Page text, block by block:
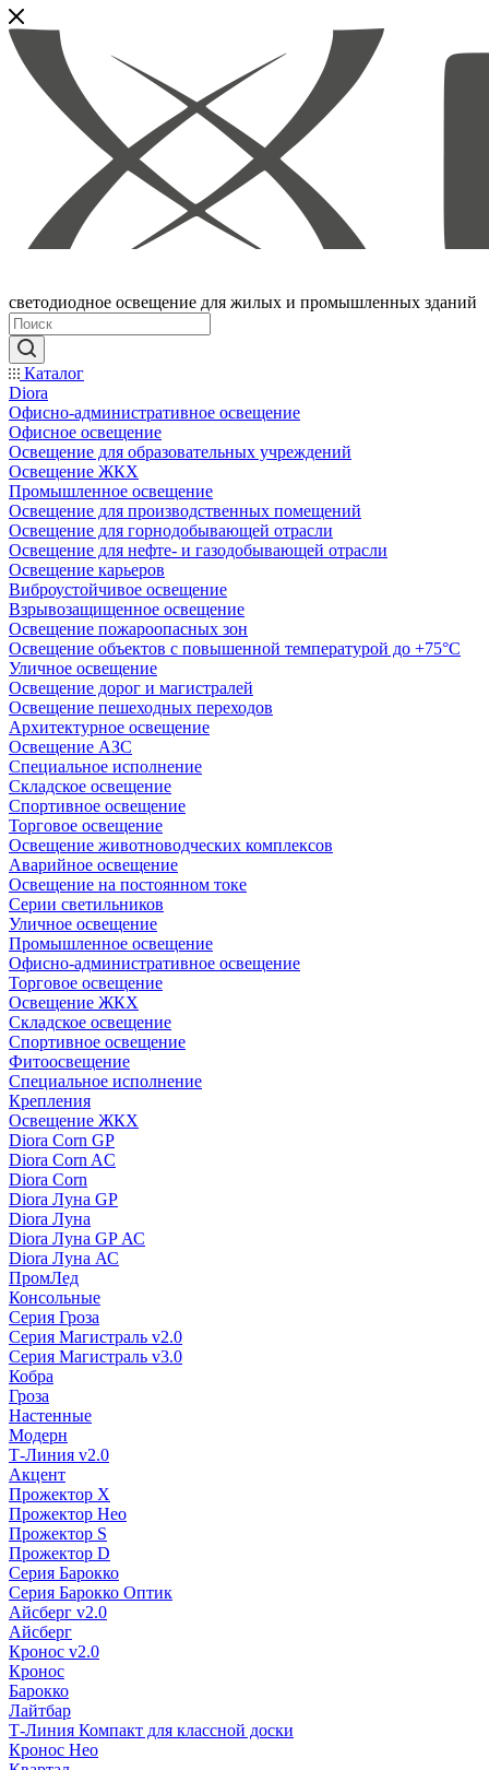
светодиодное освещение для жилых и промышленных зданий
Каталог
Diora
Офисно-административное освещение
Офисное освещение
Освещение для образовательных учреждений
Освещение ЖКХ
Промышленное освещение
Освещение для производственных помещений
Освещение для горнодобывающей отрасли
Освещение для нефте- и газодобывающей отрасли
Освещение карьеров
Виброустойчивое освещение
Взрывозащищенное освещение
Освещение пожароопасных зон
Освещение объектов с повышенной температурой до +75°C
Уличное освещение
Освещение дорог и магистралей
Освещение пешеходных переходов
Архитектурное освещение
Освещение АЗС
Специальное исполнение
Складское освещение
Спортивное освещение
Торговое освещение
Освещение животноводческих комплексов
Аварийное освещение
Освещение на постоянном токе
Серии светильников
Уличное освещение
Промышленное освещение
Офисно-административное освещение
Торговое освещение
Освещение ЖКХ
Складское освещение
Спортивное освещение
Фитоосвещение
Специальное исполнение
Крепления
Освещение ЖКХ
Diora Corn GP
Diora Corn AC
Diora Corn
Diora Луна GP
Diora Луна
Diora Луна GP АС
Diora Луна АС
ПромЛед
Консольные
Серия Гроза
Серия Магистраль v2.0
Серия Магистраль v3.0
Кобра
Гроза
Настенные
Модерн
Т-Линия v2.0
Акцент
Прожектор X
Прожектор Нео
Прожектор S
Прожектор D
Серия Барокко
Серия Барокко Оптик
Айсберг v2.0
Айсберг
Кронос v2.0
Кронос
Барокко
Лайтбар
Т-Линия Компакт для классной доски
Кронос Нео